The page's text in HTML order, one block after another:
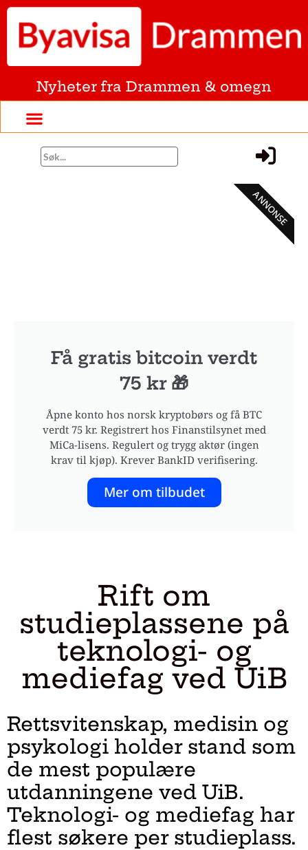
Nyheter fra Drammen & omegn
Få gratis bitcoin verdt
75 kr 🎁
Åpne konto hos norsk kryptobørs og få BTC
verdt 75 kr. Registrert hos Finanstilsynet med
MiCa-lisens. Regulert og trygg aktør (ingen
krav til kjøp). Krever BankID verifisering.
Mer om tilbudet
ANNONSE
Rift om
studieplassene på
teknologi- og
mediefag ved UiB
Rettsvitenskap, medisin og
psykologi holder stand som
de mest populære
utdanningene ved UiB.
Teknologi- og mediefag har
flest søkere per studieplass.